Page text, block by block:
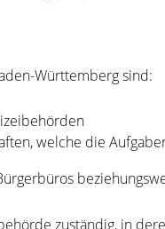
Württemberg sind:
welche die
zuständig, in